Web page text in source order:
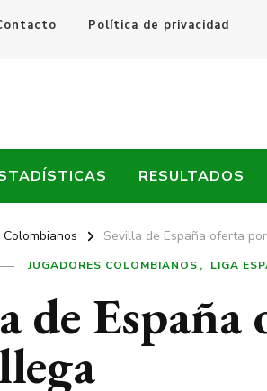
Política de privacidad
RESULTADOS
Sevilla de España oferta
JUGADORES COLOMBIANOS LIGA
de